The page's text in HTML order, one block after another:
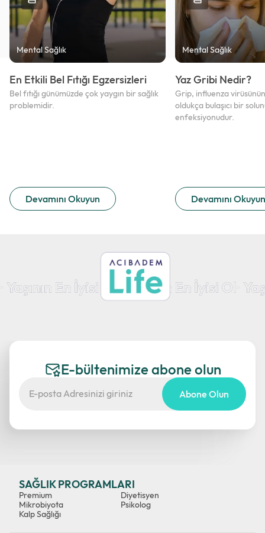
Mental Sağlık
En Etkili Bel Fıtığı Egzersizleri
Devamını Okuyun
Bel fıtığı günümüzde çok yaygın bir sağlık
problemidir.
Mental Sağlık
Yaz Gribi Nedir?
Devamını Okuyun
Grip, influenza
oldukça bulaşıcı bir
enfeksiyonudur.
E-bültenimize abone olun
Abone Olun
SAĞLIK PROGRAMLARI
Premium
Mikrobiyota
Kalp Sağlığı
Diyetisyen
Psikolog